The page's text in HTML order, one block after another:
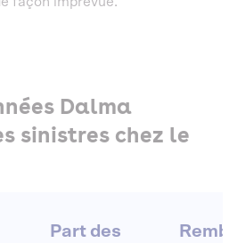
Dalma
sinistres chez le
Part des